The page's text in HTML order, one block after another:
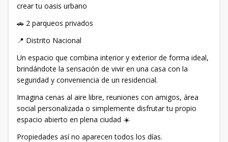
crear tu oasis urbano
🚗 2 parqueos privados
📍 Distrito Nacional
Un espacio que combina interior y exterior de forma ideal,
brindándote la sensación de vivir en una casa con la
seguridad y conveniencia de un residencial.
Imagina cenas al aire libre, reuniones con amigos, área
social personalizada o simplemente disfrutar tu propio
espacio abierto en plena ciudad ☀️
Propiedades así no aparecen todos los días.